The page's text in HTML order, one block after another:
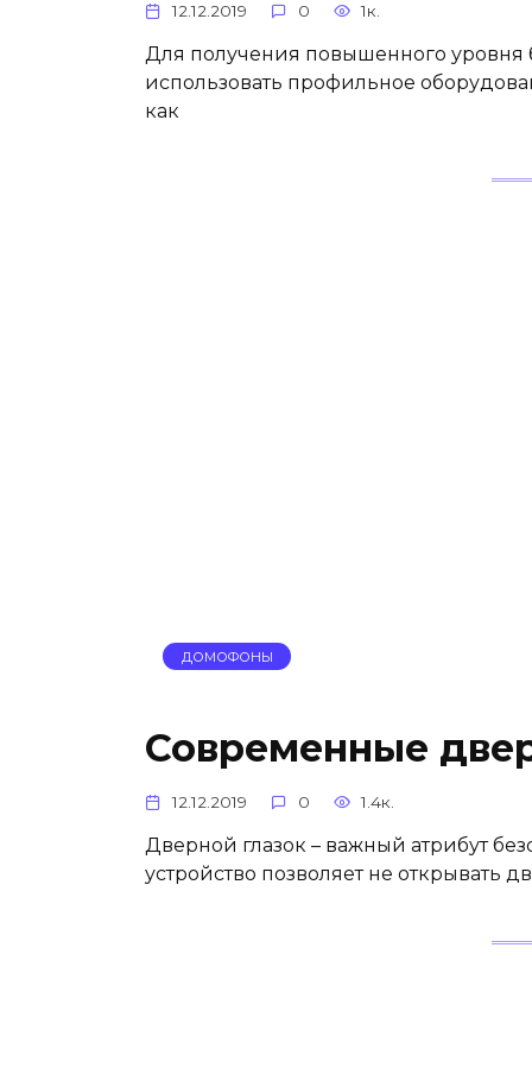
12.12.2019 0 1к.
Для получения повышенного уровня
использовать профильное
как
ДОМОФОНЫ
Современные
12.12.2019 0 1.4к.
Дверной глазок – важный атрибут
устройство позволяет не открывать